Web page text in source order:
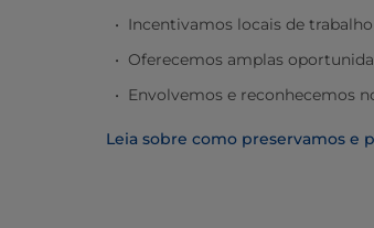
Incentivamos locais de
Oferecemos amplas
Envolvemos e reconhecemos
Leia sobre como preservamos e